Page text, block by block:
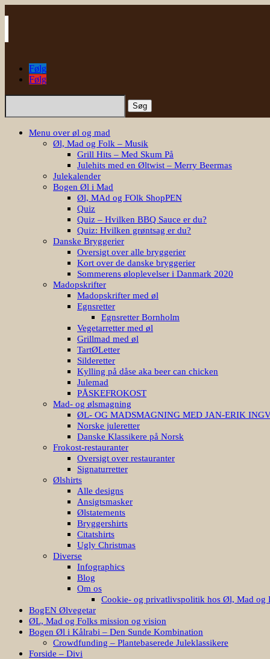
Følg
Følg
Søg
Menu over øl og mad
Øl, Mad og Folk – Musik
Grill Hits – Med Skum På
Julehits med en Øltwist – Merry Beermas
Julekalender
Bogen Øl i Mad
Øl, MAd og FOlk ShopPEN
Quiz
Quiz – Hvilken BBQ Sauce er du?
Quiz: Hvilken grøntsag er du?
Danske Bryggerier
Oversigt over alle bryggerier
Kort over de danske bryggerier
Sommerens øloplevelser i Danmark 2020
Madopskrifter
Madopskrifter med øl
Egnsretter
Egnsretter Bornholm
Vegetarretter med øl
Grillmad med øl
TartØLetter
Silderetter
Kylling på dåse aka beer can chicken
Julemad
PÅSKEFROKOST
Mad- og ølsmagning
ØL- OG MADSMAGNING MED JAN-ERIK
Norske juleretter
Danske Klassikere på Norsk
Frokost-restauranter
Oversigt over restauranter
Signaturretter
Ølshirts
Alle designs
Ansigtsmasker
Ølstatements
Bryggershirts
Citatshirts
Ugly Christmas
Diverse
Infographics
Blog
Om os
Cookie- og privatlivspolitik hos Øl, Mad og
BogEN Ølvegetar
ØL, Mad og Folks mission og vision
Bogen Øl i Kålrabi – Den Sunde Kombination
Crowdfunding – Plantebaserede Juleklassikere
Forside – Divi